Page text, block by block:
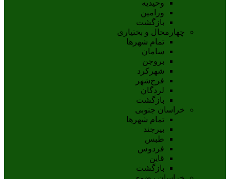
وحیدیه
ورامین
بازگشت
چهارمحال و بختیاری
تمام شهر‌ها
سامان
بروجن
شهرکرد
فرخ‌شهر
لردگان
بازگشت
خراسان جنوبی
تمام شهر‌ها
بيرجند
طبس
فردوس
قاين
بازگشت